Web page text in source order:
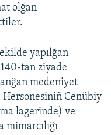
olğan
yapılğan
tan ziyade
medeniyet
Cenübiy
lagerinde) ve